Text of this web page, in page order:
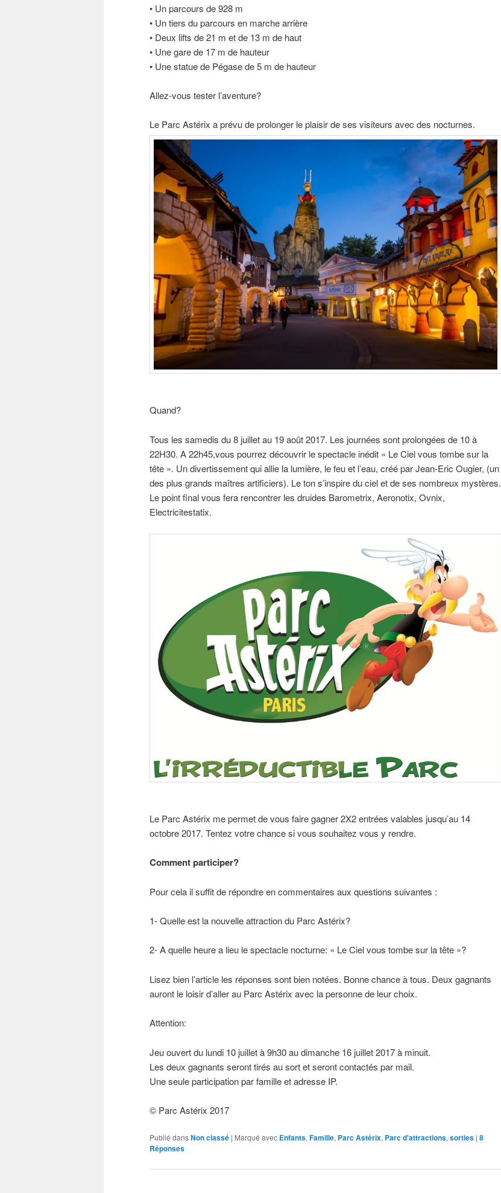
• Un parcours de 928 m
• Un tiers du parcours en marche arrière
• Deux lifts de 21 m et de 13 m de haut
• Une gare de 17 m de hauteur
• Une statue de Pégase de 5 m de hauteur
Allez-vous tester l’aventure?
Le Parc Astérix a prévu de prolonger le plaisir de ses visiteurs avec des nocturnes.
Quand?
Tous les samedis du 8 juillet au 19 août 2017. Les journées sont prolongées de 10 à
22H30. A 22h45,vous pourrez découvrir le spectacle inédit « Le Ciel vous tombe sur la
tête ». Un divertissement qui allie la lumière, le feu et l’eau, créé par Jean-Eric Ougier, (un
des plus grands maîtres artificiers). Le ton s’inspire du ciel et de ses nombreux mystères.
Le point final vous fera rencontrer les druides Barometrix, Aeronotix, Ovnix,
Electricitestatix.
Le Parc Astérix me permet de vous faire gagner 2X2 entrées valables jusqu’au 14
octobre 2017. Tentez votre chance si vous souhaitez vous y rendre.
Comment participer?
Pour cela il suffit de répondre en commentaires aux questions suivantes :
1- Quelle est la nouvelle attraction du Parc Astérix?
2- A quelle heure a lieu le spectacle nocturne: « Le Ciel vous tombe sur la tête »?
Lisez bien l’article les réponses sont bien notées. Bonne chance à tous. Deux gagnants
auront le loisir d’aller au Parc Astérix avec la personne de leur choix.
Attention:
Jeu ouvert du lundi 10 juillet à 9h30 au dimanche 16 juillet 2017 à minuit.
Les deux gagnants seront tirés au sort et seront contactés par mail.
Une seule participation par famille et adresse IP.
© Parc Astérix 2017
Publié dansNon classé | Marqué avec Enfants, Famille, Parc Astérix, Parc d'attractions, sorties | 8
Réponses